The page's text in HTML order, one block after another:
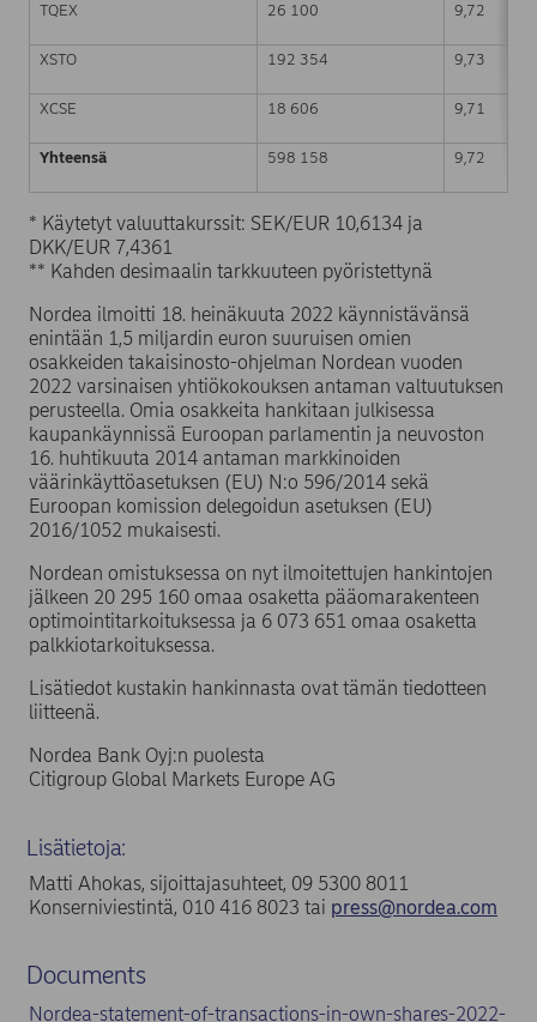
TQEX 26 100 9,72
XSTO 192 354 9,73
XCSE 18 606 9,71
Yhteensä 598 158 9,72
* Käytetyt valuuttakurssit: SEK/EUR 10,6134 ja
DKK/EUR 7,4361
** Kahden desimaalin tarkkuuteen pyöristettynä
Nordea ilmoitti 18. heinäkuuta 2022 käynnistävänsä
enintään 1,5 miljardin euron suuruisen omien
osakkeiden takaisinosto-ohjelman Nordean vuoden
2022 varsinaisen yhtiökokouksen antaman valtuutuksen
perusteella. Omia osakkeita hankitaan julkisessa
kaupankäynnissä Euroopan parlamentin ja neuvoston
16. huhtikuuta 2014 antaman markkinoiden
väärinkäyttöasetuksen (EU) N:o 596/2014 sekä
Euroopan komission delegoidun asetuksen (EU)
2016/1052 mukaisesti.
Nordean omistuksessa on nyt ilmoitettujen hankintojen
jälkeen 20 295 160 omaa osaketta pääomarakenteen
optimointitarkoituksessa ja 6 073 651 omaa osaketta
palkkiotarkoituksessa.
Lisätiedot kustakin hankinnasta ovat tämän tiedotteen
liitteenä.
Nordea Bank Oyj:n puolesta
Citigroup Global Markets Europe AG
Lisätietoja:
Matti Ahokas, sijoittajasuhteet, 09 5300 8011
Konserniviestintä, 010 416 8023 tai press@nordea.com
Documents
Nordea-statement-of-transactions-in-own-shares-2022-